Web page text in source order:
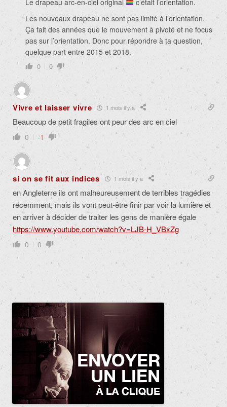
Le drapeau arc-en-ciel original
c’était l’orientation.
Les nouveaux drapeau ne sont pas limité à l’orientation.
Ça fait des années que le mouvement à pivoté et ne focus
pas sur l’orientation. Donc pour répondre à ta question,
quelque part entre 2015 et 2018.
0 0
Vivre et laisser vivre 1 mois il y a
Beaucoup de petit fragiles ont peur des arc en ciel
0 -1
si on se fit aux indices 1 mois il y a
en Angleterre ils ont malheureusement de terribles tragédies
récemment, mais ils vont peut-être finir par voir la lumière et
en arriver à décider de traiter les gens de manière égale
https://www.youtube.com/watch?v=LJB-H_VBxZg
0 0